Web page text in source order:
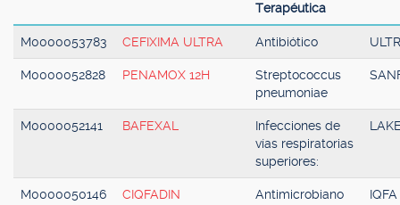
Terapéutica
M0000053783 CEFIXIMA ULTRA Antibiótico
M0000052828 PENAMOX 12H
Streptococcus
pneumoniae
M0000052141 BAFEXAL
Infecciones de
vías respiratorias
superiores:
M0000050146 CIQFADIN Antimicrobiano IQFA